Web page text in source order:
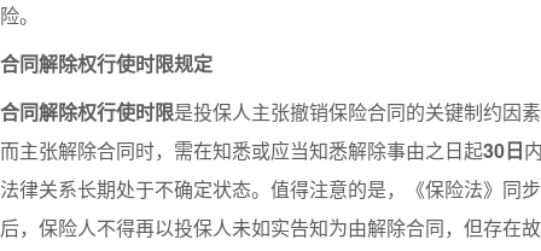
险。
合同解除权行使时限规定
合同解除权行使时限是投保人主张撤销保险合同的关键制约因
而主张解除合同时，需在知悉或应当知悉解除事由之日起30日
法律关系长期处于不确定状态。值得注意的是，《保险法》同
后，保险人不得再以投保人未如实告知为由解除合同，但存在